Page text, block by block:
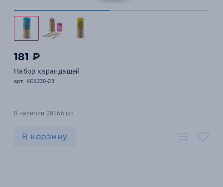
181 ₽
Набор карандашей
арт. KC6230-23
В наличии 20166 шт.
В корзину